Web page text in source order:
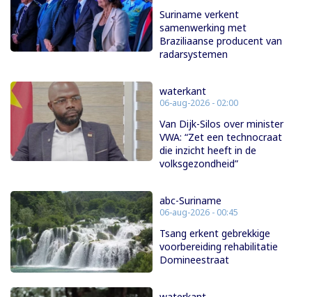
Suriname verkent
samenwerking met
Braziliaanse producent van
radarsystemen
waterkant
06-aug-2026 - 02:00
Van Dijk-Silos over minister
VWA: “Zet een technocraat
die inzicht heeft in de
volksgezondheid”
abc-Suriname
06-aug-2026 - 00:45
Tsang erkent gebrekkige
voorbereiding rehabilitatie
Domineestraat